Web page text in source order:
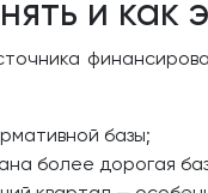
и как
базы;
более дорогая